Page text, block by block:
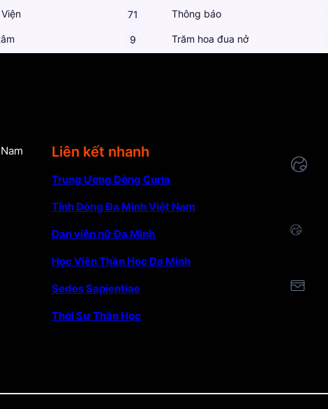
71 Thông báo
9 Trăm hoa đua nở
Liên kết nhanh
Trung Ương Dòng Curia
Tỉnh Dòng Đa Minh Việt Nam
Đan viện nữ Đa Minh
Học Viện Thần Học Đa Minh
Sedes Sapientiae
Thời Sự Thần Học